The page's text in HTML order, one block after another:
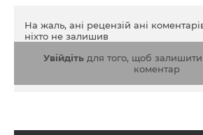
На жаль, ані рецензій ані
ніхто не залишив
Увійдітьдля того, щоб
коментар